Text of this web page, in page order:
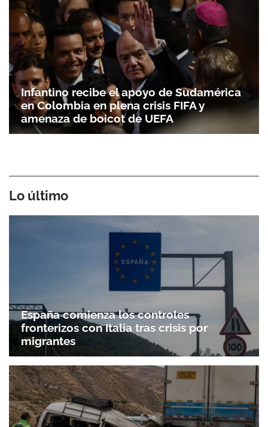
Infantino recibe el apoyo de Sudamérica
en Colombia en plena crisis FIFA y
amenaza de boicot de UEFA
Lo último
España comienza los controles
fronterizos con Italia tras crisis por
migrantes